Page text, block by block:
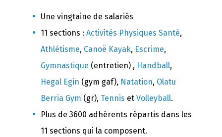
Une vingtaine de salariés
11 sections : Activités Physiques Santé,
Athlétisme, Canoë Kayak, Escrime,
Gymnastique (entretien) , Handball,
Hegal Egin (gym gaf), Natation, Olatu
Berria Gym (gr), Tennis et Volleyball.
Plus de 3600 adhérents répartis dans les
11 sections qui la composent.